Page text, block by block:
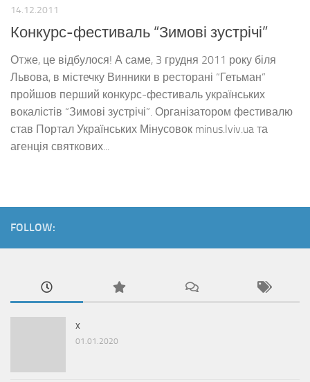
14.12.2011
Конкурс-фестиваль “Зимові зустрічі”
Отже, це відбулося! А саме, 3 грудня 2011 року біля
Львова, в містечку Винники в ресторані “Гетьман”
пройшов перший конкурс-фестиваль українських
вокалістів “Зимові зустрічі”. Організатором фестивалю
став Портал Українських Мінусовок minus.lviv.ua та
агенція святкових...
FOLLOW:
x
01.01.2020